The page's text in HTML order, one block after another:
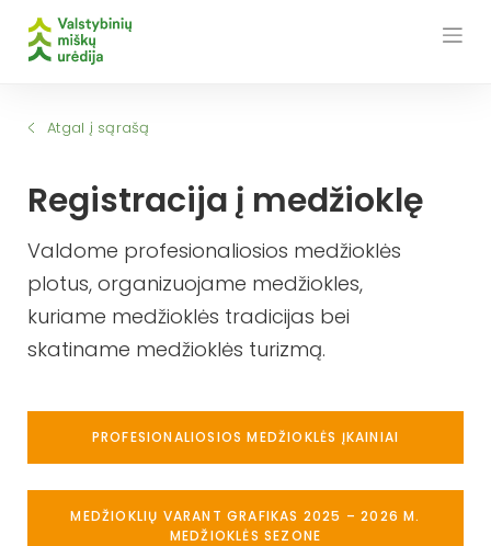
Atgal į sąrašą
Registracija į medžioklę
Valdome profesionaliosios medžioklės
plotus, organizuojame medžiokles,
kuriame medžioklės tradicijas bei
skatiname medžioklės turizmą.
PROFESIONALIOSIOS MEDŽIOKLĖS ĮKAINIAI
MEDŽIOKLIŲ VARANT GRAFIKAS 2025 – 2026 M.
MEDŽIOKLĖS SEZONE